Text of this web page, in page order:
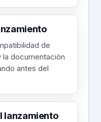
de
la documentación
antes del
lanzamiento